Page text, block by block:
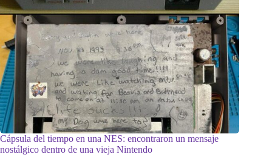
Cápsula del tiempo en una NES: encontraron un mensaje
nostálgico dentro de una vieja Nintendo